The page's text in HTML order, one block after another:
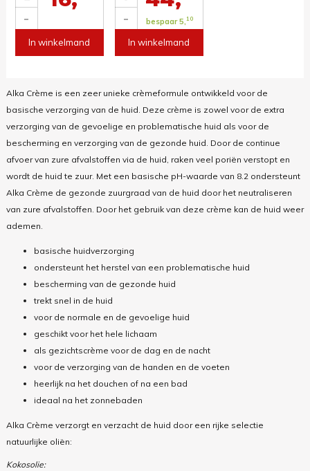
-
In winkelmand
- bespaar 5,10
In winkelmand
Alka Crème is een zeer unieke crèmeformule ontwikkeld voor de
basische verzorging van de huid. Deze crème is zowel voor de extra
verzorging van de gevoelige en problematische huid als voor de
bescherming en verzorging van de gezonde huid. Door de continue
afvoer van zure afvalstoffen via de huid, raken veel poriën verstopt en
wordt de huid te zuur. Met een basische pH-waarde van 8.2 ondersteunt
Alka Crème de gezonde zuurgraad van de huid door het neutraliseren
van zure afvalstoffen. Door het gebruik van deze crème kan de huid weer
ademen.
basische huidverzorging
ondersteunt het herstel van een problematische huid
bescherming van de gezonde huid
trekt snel in de huid
voor de normale en de gevoelige huid
geschikt voor het hele lichaam
als gezichtscrème voor de dag en de nacht
voor de verzorging van de handen en de voeten
heerlijk na het douchen of na een bad
ideaal na het zonnebaden
Alka Crème verzorgt en verzacht de huid door een rijke selectie
natuurlijke oliën:
Kokosolie: